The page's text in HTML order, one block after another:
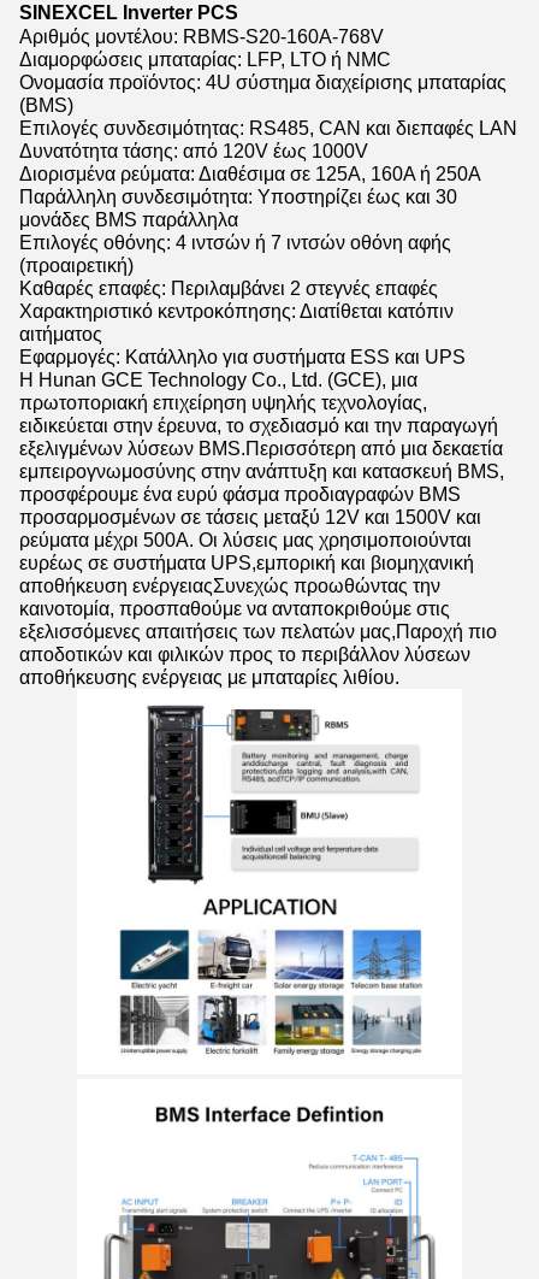
SINEXCEL Inverter PCS
Αριθμός μοντέλου: RBMS-S20-160A-768V
Διαμορφώσεις μπαταρίας: LFP, LTO ή NMC
Ονομασία προϊόντος: 4U σύστημα διαχείρισης μπαταρίας
(BMS)
Επιλογές συνδεσιμότητας: RS485, CAN και διεπαφές LAN
Δυνατότητα τάσης: από 120V έως 1000V
Διορισμένα ρεύματα: Διαθέσιμα σε 125A, 160A ή 250A
Παράλληλη συνδεσιμότητα: Υποστηρίζει έως και 30
μονάδες BMS παράλληλα
Επιλογές οθόνης: 4 ιντσών ή 7 ιντσών οθόνη αφής
(προαιρετική)
Καθαρές επαφές: Περιλαμβάνει 2 στεγνές επαφές
Χαρακτηριστικό κεντροκόπησης: Διατίθεται κατόπιν
αιτήματος
Εφαρμογές: Κατάλληλο για συστήματα ESS και UPS
Η Hunan GCE Technology Co., Ltd. (GCE), μια
πρωτοποριακή επιχείρηση υψηλής τεχνολογίας,
ειδικεύεται στην έρευνα, το σχεδιασμό και την παραγωγή
εξελιγμένων λύσεων BMS.Περισσότερη από μια δεκαετία
εμπειρογνωμοσύνης στην ανάπτυξη και κατασκευή BMS,
προσφέρουμε ένα ευρύ φάσμα προδιαγραφών BMS
προσαρμοσμένων σε τάσεις μεταξύ 12V και 1500V και
ρεύματα μέχρι 500A. Οι λύσεις μας χρησιμοποιούνται
ευρέως σε συστήματα UPS,εμπορική και βιομηχανική
αποθήκευση ενέργειαςΣυνεχώς προωθώντας την
καινοτομία, προσπαθούμε να ανταποκριθούμε στις
εξελισσόμενες απαιτήσεις των πελατών μας,Παροχή πιο
αποδοτικών και φιλικών προς το περιβάλλον λύσεων
αποθήκευσης ενέργειας με μπαταρίες λιθίου.